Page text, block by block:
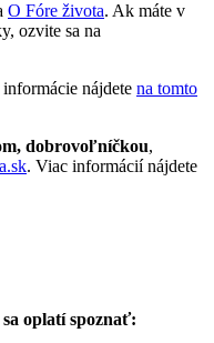
O Fóre života. Ak máte v
ozvite sa na
informácie nájdete na tomto
dobrovoľníčkou,
. Viac informácií nájdete
oplatí spoznať: